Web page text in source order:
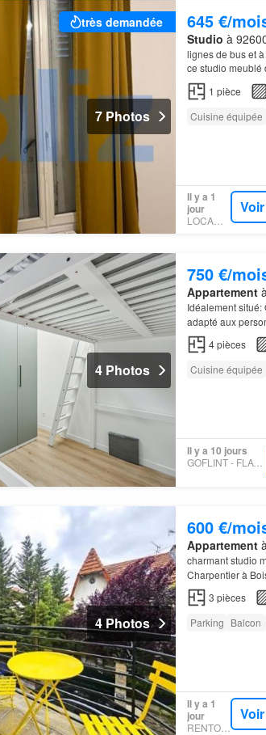
très demandée
7 Photos
645 €/
Studio à
lignes de bus et
ce studio meublé
1 pièce
Cuisine équipée
Il y a 1
jour
LOCAMOI
4 Photos
750 €/
Appartement
Idéalement situé:
adapté aux
4pièces
Cuisine équipée
Il y a 10 jours
GOFLINT - FLATNYOU
4 Photos
600 €/
Appartement
charmant studio
Charpentier à
3 pièces
Parking Balcon
Il y a 1
jour
RENTOLA